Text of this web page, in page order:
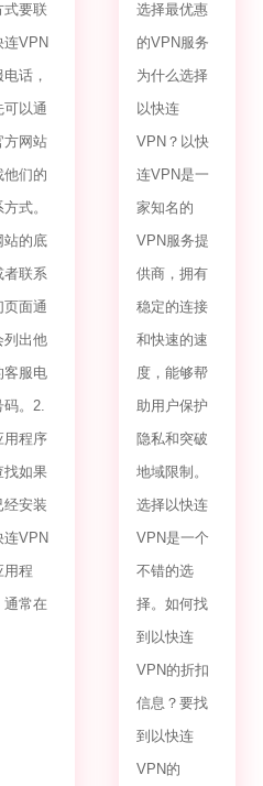
式要联
连VPN
话，
可以通
方网站
他们的
式。
站的底
者联系
页面通
列出他
客服电
码。2.
用程序
找如果
经安装
连VPN
用程
通常在
选择最优惠
的VPN服务
为什么选择
以快连
VPN？以快
连VPN是一
家知名的
VPN服务提
供商，拥有
稳定的连接
和快速的速
度，能够帮
助用户保护
隐私和突破
地域限制。
选择以快连
VPN是一个
不错的选
择。如何找
到以快连
VPN的折扣
信息？要找
到以快连
VPN的